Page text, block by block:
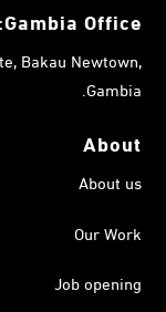
Gambia Office:
Bakau Newtown,
Gambia.
About
About us
Our Work
Job opening